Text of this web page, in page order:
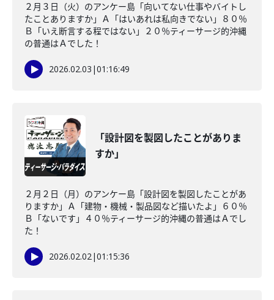
２月３日（火）のアンケー島「向いてない仕事やバイトし
たことありますか」Ａ「はいあれは私向きでない」８０％
Ｂ「いえ断言する程ではない」２０％ティーサージ的沖縄
の普通はＡでした！
2026.02.03 |01:16:49
「設計図を製図したことがありま
すか」
２月２日（月）のアンケー島「設計図を製図したことがあ
りますか」Ａ「建物・機械・製品図など描いたよ」６０％
Ｂ「ないです」４０％ティーサージ的沖縄の普通はＡでし
た！
2026.02.02|01:15:36